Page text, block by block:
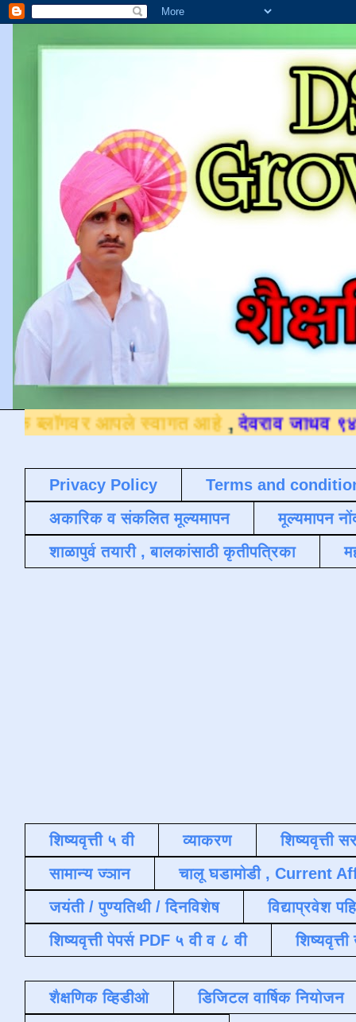
आपले स्वागत आहे,देवराव जाधव
Privacy Policy
Terms and
अकारिक व संकलित मूल्यमापन
मूल्यमापन
शाळापुर्व तयारी , बालकांसाठी कृतीपत्रिका
शिष्यवृत्ती ५ वी व्याकरण
शिष्यवृत्ती
सामान्य ज्ञान
चालू घडामोडी , Current
जयंती / पुण्यतिथी / दिनविशेष
विद्याप्रवेश
शिष्यवृत्ती पेपर्स PDF ५ वी व ८ वी
शैक्षणिक व्हिडीओ
डिजिटल वार्षिक नियोजन